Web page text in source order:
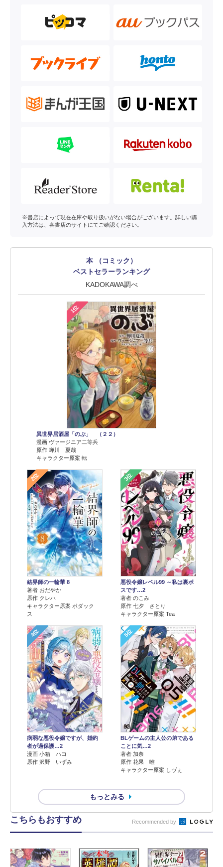
※書店によって現在在庫や取り扱いがない場合がございます。詳しい購
入方法は、各書店のサイトにてご確認ください。
本 （コミック）
ベストセラーランキング
KADOKAWA調べ
1位
異世界居酒屋「のぶ」 （２２）
漫画 ヴァージニア二等兵
原作 蝉川 夏哉
キャラクター原案 転
2位
結界師の一輪華 8
著者 おだやか
原作 クレハ
キャラクター原案 ボダック
ス
3位
悪役令嬢レベル99 ～私は裏ボ
スです…2
著者 のこみ
原作 七夕 さとり
キャラクター原案 Tea
4位
病弱な悪役令嬢ですが、婚約
者が過保護…2
漫画 小箱 ハコ
原作 沢野 いずみ
5位
BLゲームの主人公の弟である
ことに気…2
著者 加奈
原作 花果 唯
キャラクター原案 しヴぇ
もっとみる
こちらもおすすめ Recommended by